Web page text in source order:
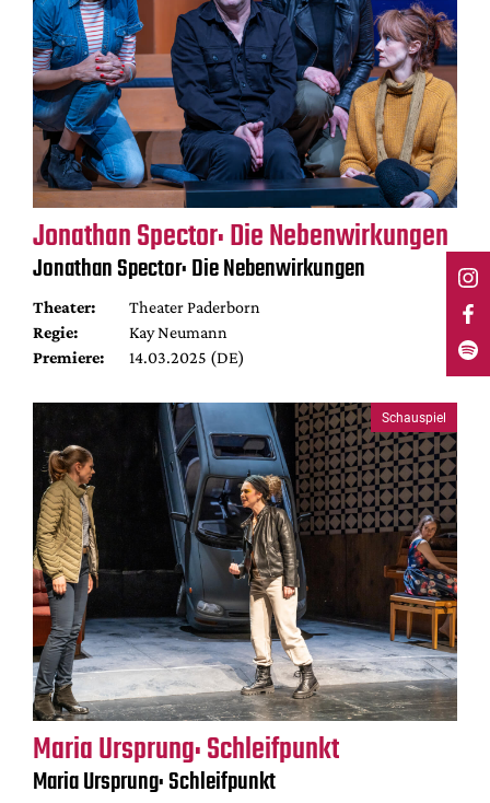
Jonathan Spector: Die Nebenwirkungen
Jonathan Spector: Die Nebenwirkungen
Theater:
Theater Paderborn
Regie:
Kay Neumann
Premiere:
14.03.2025 (DE)
Schauspiel
Maria Ursprung: Schleifpunkt
Maria Ursprung: Schleifpunkt